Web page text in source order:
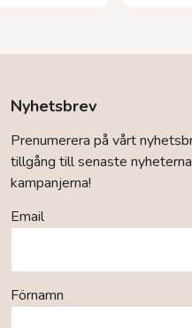
Nyhetsbrev
Prenumerera på vårt
tillgång till senaste
kampanjerna!
Email
Förnamn